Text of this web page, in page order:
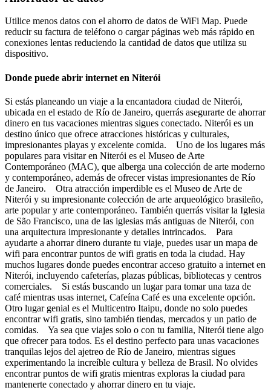
Utilice menos datos con el ahorro de datos de WiFi Map. Puede
reducir su factura de teléfono o cargar páginas web más rápido en
conexiones lentas reduciendo la cantidad de datos que utiliza su
dispositivo.
Donde puede abrir internet en Niterói
Si estás planeando un viaje a la encantadora ciudad de Niterói,
ubicada en el estado de Río de Janeiro, querrás asegurarte de ahorrar
dinero en tus vacaciones mientras sigues conectado. Niterói es un
destino único que ofrece atracciones históricas y culturales,
impresionantes playas y excelente comida. Uno de los lugares más
populares para visitar en Niterói es el Museo de Arte
Contemporáneo (MAC), que alberga una colección de arte moderno
y contemporáneo, además de ofrecer vistas impresionantes de Río
de Janeiro. Otra atracción imperdible es el Museo de Arte de
Niterói y su impresionante colección de arte arqueológico brasileño,
arte popular y arte contemporáneo. También querrás visitar la Iglesia
de São Francisco, una de las iglesias más antiguas de Niterói, con
una arquitectura impresionante y detalles intrincados. Para
ayudarte a ahorrar dinero durante tu viaje, puedes usar un mapa de
wifi para encontrar puntos de wifi gratis en toda la ciudad. Hay
muchos lugares donde puedes encontrar acceso gratuito a internet en
Niterói, incluyendo cafeterías, plazas públicas, bibliotecas y centros
comerciales. Si estás buscando un lugar para tomar una taza de
café mientras usas internet, Cafeína Café es una excelente opción.
Otro lugar genial es el Multicentro Itaipu, donde no solo puedes
encontrar wifi gratis, sino también tiendas, mercados y un patio de
comidas. Ya sea que viajes solo o con tu familia, Niterói tiene algo
que ofrecer para todos. Es el destino perfecto para unas vacaciones
tranquilas lejos del ajetreo de Río de Janeiro, mientras sigues
experimentando la increíble cultura y belleza de Brasil. No olvides
encontrar puntos de wifi gratis mientras exploras la ciudad para
mantenerte conectado y ahorrar dinero en tu viaje.